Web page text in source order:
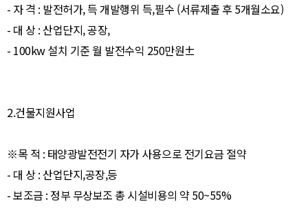
- 자 격 : 발전허가, 득 개발행위 득,필수 (서류제출 후 5개월소요)
- 대 상 : 산업단지, 공장,
- 100kw 설치 기준 월 발전수익 250만원±
2.건물지원사업
※목 적 : 태양광발전전기 자가 사용으로 전기요금 절약
- 대 상 : 산업단지,공장,등
- 보조금 : 정부 무상보조 총 시설비용의 약 50~55%